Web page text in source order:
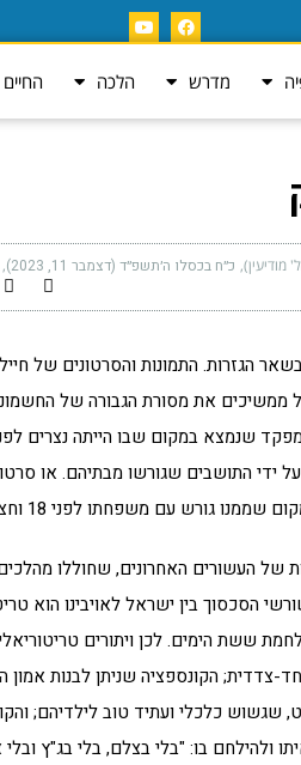
מדרש הלכה
מודיעין) כ״ח בכסלו ה׳תשפ״ד (דצמבר 11, 2023)
הגזרות. התמונות והסרטונים של
ממשיכים את מסורת הגבורה של
שנמצא במקום שבו הייתה נצרים
ידי התושבים שגורשו מבתיהם. או
גורש עם משפחתו לפני 18 וחצי שנים.
העשורים האחרונים, שחוללו מהלכים
הסכסוך בין ישראל לאויבינו הוא
ששת הימים. לכן ויתורים
צדדית; הקונספציה שניתן לבנות אמון
שגשוש כלכלי ועתיד טוב לילדיהם;
ולהילחם בו: "בלי בצלם, בלי בג"ץ ובלי